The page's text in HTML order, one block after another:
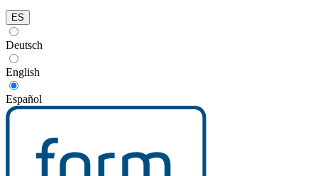
ES
Deutsch
English
Español